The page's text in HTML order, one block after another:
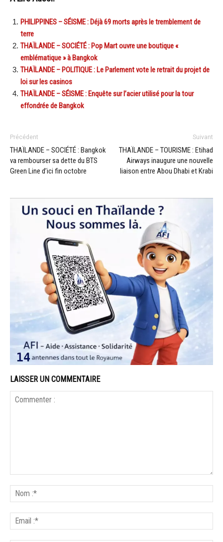
PHILIPPINES – SÉISME : Déjà 69 morts après le tremblement de
terre
THAÏLANDE – SOCIÉTÉ : Pop Mart ouvre une boutique «
emblématique » à Bangkok
THAÏLANDE – POLITIQUE : Le Parlement vote le retrait du projet de
loi sur les casinos
THAÏLANDE – SÉISME : Enquête sur l’acier utilisé pour la tour
effondrée de Bangkok
Précédent
THAÏLANDE – SOCIÉTÉ : Bangkok
va rembourser sa dette du BTS
Green Line d’ici fin octobre
Suivant
THAÏLANDE – TOURISME : Etihad
Airways inaugure une nouvelle
liaison entre Abou Dhabi et Krabi
LAISSER UN COMMENTAIRE